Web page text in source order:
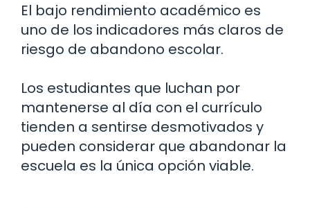
El bajo rendimiento académico es
uno de los indicadores más claros de
riesgo de abandono escolar.
Los estudiantes que luchan por
mantenerse al día con el currículo
tienden a sentirse desmotivados y
pueden considerar que abandonar la
escuela es la única opción viable.